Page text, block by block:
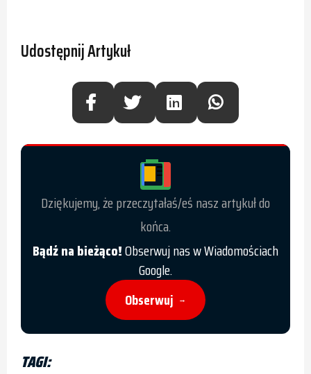
Udostępnij Artykuł
Dziękujemy, że przeczytałaś/eś nasz artykuł do
końca.
Bądź na bieżąco!Obserwuj nas w Wiadomościach
Google.
Obserwuj →
TAGI: